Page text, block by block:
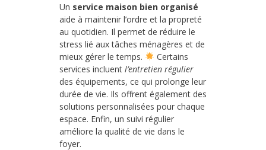
Un service maison bien organisé
aide à maintenir l’ordre et la propreté
au quotidien. Il permet de réduire le
stress lié aux tâches ménagères et de
mieux gérer le temps.
Certains
services incluent l’entretien régulier
des équipements, ce qui prolonge leur
durée de vie. Ils offrent également des
solutions personnalisées pour chaque
espace. Enfin, un suivi régulier
améliore la qualité de vie dans le
foyer.